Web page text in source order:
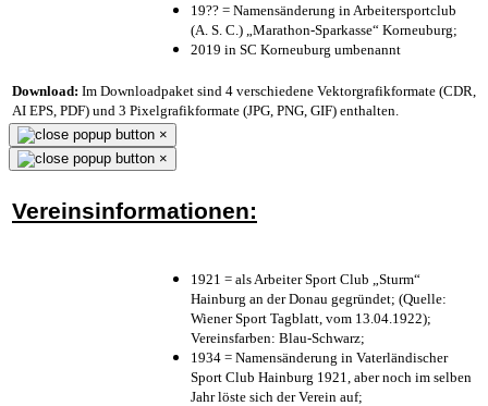
19?? = Namensänderung in Arbeitersportclub
(A. S. C.) „Marathon-Sparkasse“ Korneuburg;
2019 in SC Korneuburg umbenannt
Download: Im Downloadpaket sind 4 verschiedene Vektorgrafikformate (CDR,
AI EPS, PDF) und 3 Pixelgrafikformate (JPG, PNG, GIF) enthalten.
×
×
Vereinsinformationen:
1921 = als Arbeiter Sport Club „Sturm“
Hainburg an der Donau gegründet; (Quelle:
Wiener Sport Tagblatt, vom 13.04.1922);
Vereinsfarben: Blau-Schwarz;
1934 = Namensänderung in Vaterländischer
Sport Club Hainburg 1921, aber noch im selben
Jahr löste sich der Verein auf;